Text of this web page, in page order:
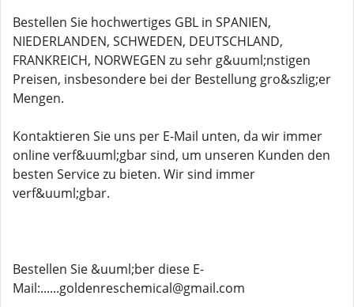
Bestellen Sie hochwertiges GBL in SPANIEN,
NIEDERLANDEN, SCHWEDEN, DEUTSCHLAND,
FRANKREICH, NORWEGEN zu sehr g&uuml;nstigen
Preisen, insbesondere bei der Bestellung gro&szlig;er
Mengen.
Kontaktieren Sie uns per E-Mail unten, da wir immer
online verf&uuml;gbar sind, um unseren Kunden den
besten Service zu bieten. Wir sind immer
verf&uuml;gbar.
Bestellen Sie &uuml;ber diese E-
Mail:......goldenreschemical@gmail.com